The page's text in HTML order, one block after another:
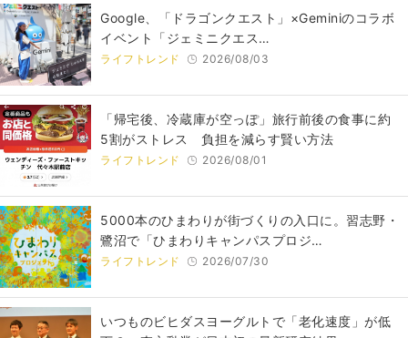
Google、「ドラゴンクエスト」×Geminiのコラボ
イベント「ジェミニクエス…
ライフトレンド 2026/08/03
「帰宅後、冷蔵庫が空っぽ」旅行前後の食事に約
5割がストレス 負担を減らす賢い方法
ライフトレンド 2026/08/01
5000本のひまわりが街づくりの入口に。習志野・
鷺沼で「ひまわりキャンパスプロジ…
ライフトレンド 2026/07/30
いつものビヒダスヨーグルトで「老化速度」が低